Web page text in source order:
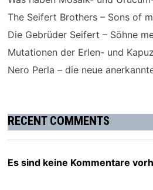
The Seifert Brothers – Sons of
Die Gebrüder Seifert – Söhne
Mutationen der Erlen- und
Nero Perla – die neue
RECENT COMMENTS
Es sind keine Kommentare